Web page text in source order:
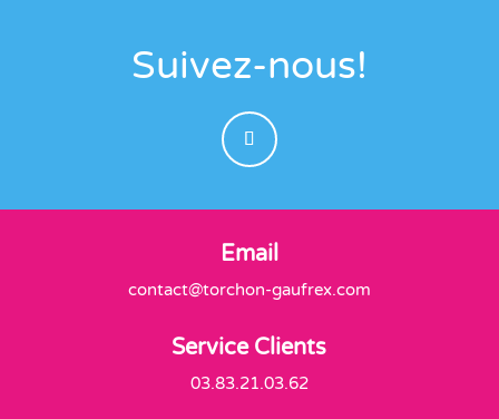
Suivez-nous!
Email
contact@torchon-gaufrex.com
Service Clients
03.83.21.03.62